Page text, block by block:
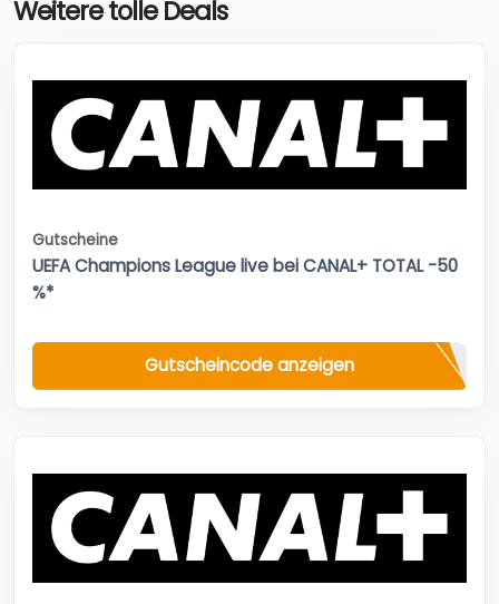
Weitere tolle Deals
Gutscheine
UEFA Champions League live bei CANAL+ TOTAL -50
%*
Gutscheincode anzeigen